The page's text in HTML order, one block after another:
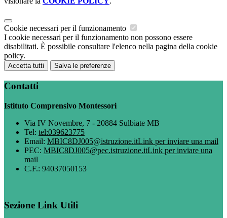
Cookie necessari per il funzionamento
I cookie necessari per il funzionamento non possono essere
disabilitati. È possibile consultare l'elenco nella pagina della cookie
policy.
Accetta tutti Salva le preferenze
Contatti
Istituto Comprensivo Montessori
Via IV Novembre, 7 - 20884 Sulbiate MB
Tel: tel:039623775
Email: MBIC8DJ005@istruzione.itLink per inviare una mail
PEC: MBIC8DJ005@pec.istruzione.itLink per inviare una
mail
C.F.: 94037050153
Sezione Link Utili